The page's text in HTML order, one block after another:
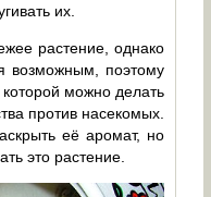
их.
растение, однако
возможным, поэтому
можно делать
против насекомых.
её аромат, но
это растение.